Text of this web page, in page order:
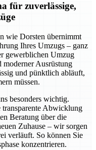
für zuverlässige,
wie Dorsten übernimmt
Ihres Umzugs – ganz
gewerblichen Umzug
Ausrüstung
und pünktlich abläuft,
müssen.
besonders wichtig.
Abwicklung
Beratung über die
Zuhause – wir sorgen
verläuft. So können Sie
konzentrieren.